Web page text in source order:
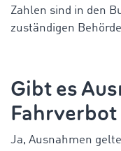
Zahlen sind in den
zuständigen
Gibt es
Ja, Ausnahmen